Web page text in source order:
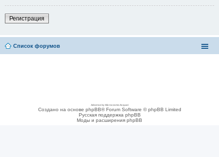
Регистрация
Список форумов
Adsense by Microcosmo Acquari
Создано на основе phpBB® Forum Software © phpBB Limited
Русская поддержка phpBB
Моды и расширения phpBB